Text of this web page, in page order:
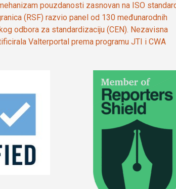
pouzdanosti zasnovan na ISO
(RSF) razvio panel od 130 međunarodnih
odbora za standardizaciju (CEN). Nezavisna
Valterportal prema programu JTI i CWA